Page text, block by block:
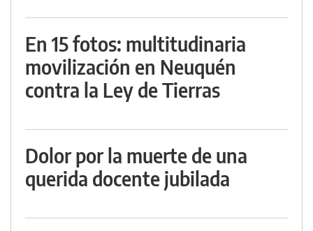
En 15 fotos: multitudinaria
movilización en Neuquén
contra la Ley de Tierras
Dolor por la muerte de una
querida docente jubilada